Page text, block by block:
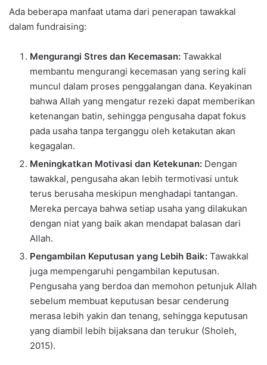
Ada beberapa manfaat utama dari penerapan tawakkal
dalam fundraising:
Mengurangi Stres dan Kecemasan: Tawakkal
membantu mengurangi kecemasan yang sering kali
muncul dalam proses penggalangan dana. Keyakinan
bahwa Allah yang mengatur rezeki dapat memberikan
ketenangan batin, sehingga pengusaha dapat fokus
pada usaha tanpa terganggu oleh ketakutan akan
kegagalan.
Meningkatkan Motivasi dan Ketekunan: Dengan
tawakkal, pengusaha akan lebih termotivasi untuk
terus berusaha meskipun menghadapi tantangan.
Mereka percaya bahwa setiap usaha yang dilakukan
dengan niat yang baik akan mendapat balasan dari
Allah.
Pengambilan Keputusan yang Lebih Baik: Tawakkal
juga mempengaruhi pengambilan keputusan.
Pengusaha yang berdoa dan memohon petunjuk Allah
sebelum membuat keputusan besar cenderung
merasa lebih yakin dan tenang, sehingga keputusan
yang diambil lebih bijaksana dan terukur (Sholeh,
2015).